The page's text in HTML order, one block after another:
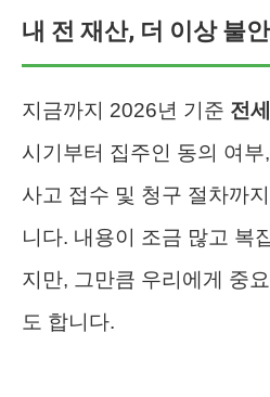
내 전 재산, 더 이상 불
지금까지 2026년 기준 전
시기부터 집주인 동의 여
사고 접수 및 청구 절차까
니다. 내용이 조금 많고 복
지만, 그만큼 우리에게 중
도 합니다.